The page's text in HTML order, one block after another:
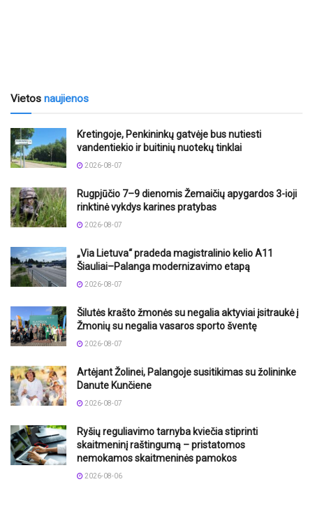
Vietos naujienos
Kretingoje, Penkininkų gatvėje bus nutiesti
vandentiekio ir buitinių nuotekų tinklai
2026-08-07
Rugpjūčio 7–9 dienomis Žemaičių apygardos 3-ioji
rinktinė vykdys karines pratybas
2026-08-07
„Via Lietuva“ pradeda magistralinio kelio A11
Šiauliai–Palanga modernizavimo etapą
2026-08-07
Šilutės krašto žmonės su negalia aktyviai įsitraukė į
Žmonių su negalia vasaros sporto šventę
2026-08-07
Artėjant Žolinei, Palangoje susitikimas su žolininke
Danute Kunčiene
2026-08-07
Ryšių reguliavimo tarnyba kviečia stiprinti
skaitmeninį raštingumą – pristatomos
nemokamos skaitmeninės pamokos
2026-08-06